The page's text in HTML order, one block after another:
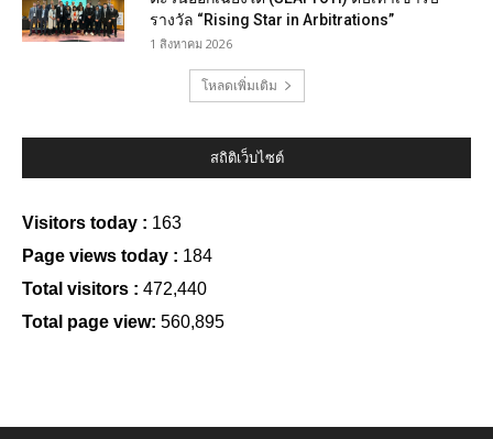
รางวัล “Rising Star in Arbitrations”
1 สิงหาคม 2026
โหลดเพิ่มเติม
สถิติเว็บไซต์
Visitors today : 163
Page views today : 184
Total visitors : 472,440
Total page view: 560,895